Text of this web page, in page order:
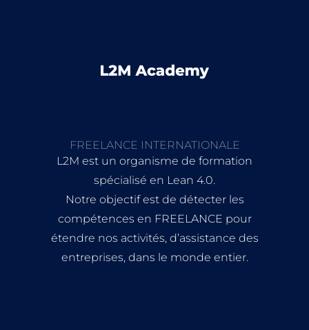
FREELANCE INTERNATIONALE
L2M est un organisme de formation
spécialisé en Lean 4.0.
Notre objectif est de détecter les
compétences en FREELANCE pour
étendre nos activités, d’assistance des
entreprises, dans le monde entier.